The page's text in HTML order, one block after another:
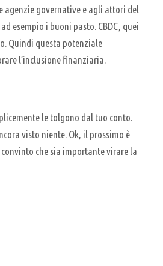
agenzie governative e agli attori del
esempio i buoni pasto. CBDC, quei
Quindi questa potenziale
l’inclusione finanziaria.
le tolgono dal tuo conto.
visto niente. Ok, il prossimo è
che sia importante virare la